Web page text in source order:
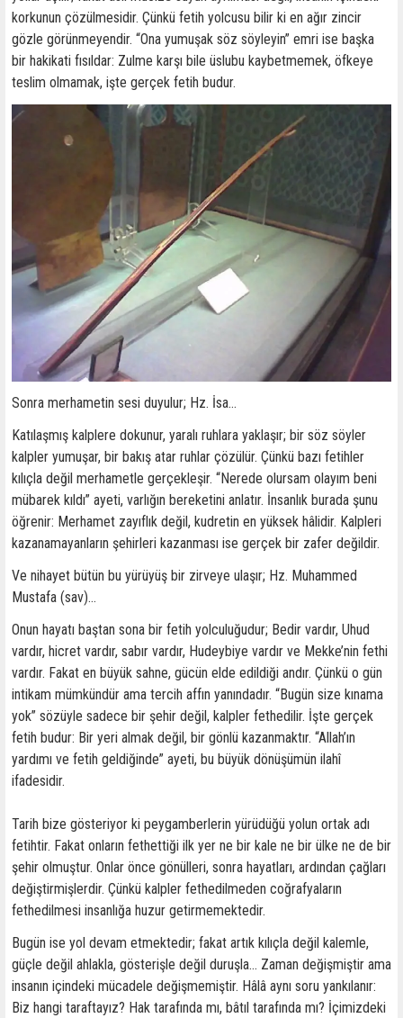
korkunun çözülmesidir. Çünkü fetih yolcusu bilir ki en ağır zincir
gözle görünmeyendir. “Ona yumuşak söz söyleyin” emri ise başka
bir hakikati fısıldar: Zulme karşı bile üslubu kaybetmemek, öfkeye
teslim olmamak, işte gerçek fetih budur.
Sonra merhametin sesi duyulur; Hz. İsa…
Katılaşmış kalplere dokunur, yaralı ruhlara yaklaşır; bir söz söyler
kalpler yumuşar, bir bakış atar ruhlar çözülür. Çünkü bazı fetihler
kılıçla değil merhametle gerçekleşir. “Nerede olursam olayım beni
mübarek kıldı” ayeti, varlığın bereketini anlatır. İnsanlık burada şunu
öğrenir: Merhamet zayıflık değil, kudretin en yüksek hâlidir. Kalpleri
kazanamayanların şehirleri kazanması ise gerçek bir zafer değildir.
Ve nihayet bütün bu yürüyüş bir zirveye ulaşır; Hz. Muhammed
Mustafa (sav)…
Onun hayatı baştan sona bir fetih yolculuğudur; Bedir vardır, Uhud
vardır, hicret vardır, sabır vardır, Hudeybiye vardır ve Mekke’nin fethi
vardır. Fakat en büyük sahne, gücün elde edildiği andır. Çünkü o gün
intikam mümkündür ama tercih affın yanındadır. “Bugün size kınama
yok” sözüyle sadece bir şehir değil, kalpler fethedilir. İşte gerçek
fetih budur: Bir yeri almak değil, bir gönlü kazanmaktır. “Allah’ın
yardımı ve fetih geldiğinde” ayeti, bu büyük dönüşümün ilahî
ifadesidir.
Tarih bize gösteriyor ki peygamberlerin yürüdüğü yolun ortak adı
fetihtir. Fakat onların fethettiği ilk yer ne bir kale ne bir ülke ne de bir
şehir olmuştur. Onlar önce gönülleri, sonra hayatları, ardından çağları
değiştirmişlerdir. Çünkü kalpler fethedilmeden coğrafyaların
fethedilmesi insanlığa huzur getirmemektedir.
Bugün ise yol devam etmektedir; fakat artık kılıçla değil kalemle,
güçle değil ahlakla, gösterişle değil duruşla… Zaman değişmiştir ama
insanın içindeki mücadele değişmemiştir. Hâlâ aynı soru yankılanır:
Biz hangi taraftayız? Hak tarafında mı, bâtıl tarafında mı? İçimizdeki